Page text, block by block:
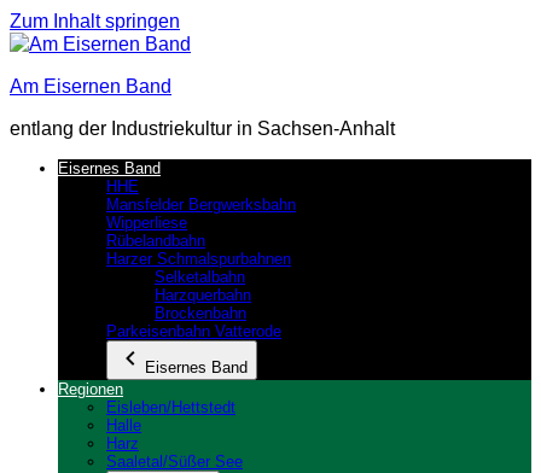
Zum Inhalt springen
Am Eisernen Band
entlang der Industriekultur in Sachsen-Anhalt
Eisernes Band
HHE
Mansfelder Bergwerksbahn
Wipperliese
Rübelandbahn
Harzer Schmalspurbahnen
Selketalbahn
Harzquerbahn
Brockenbahn
Parkeisenbahn Vatterode
Eisernes Band
Regionen
Eisleben/Hettstedt
Halle
Harz
Saaletal/Süßer See